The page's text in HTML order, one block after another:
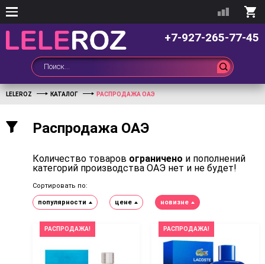
+7-927-265-77-45
LELEROZ КАТАЛОГ РАСПРОДАЖА ОАЭ
Распродажа ОАЭ
Количество товаров ограничено и пополнений
категорий производства ОАЭ нет и не будет!
Сортировать по:
популярности цене новизне
РАСПРОДАЖА! РАСПРОДАЖА!